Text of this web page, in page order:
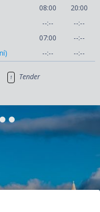
08:00
20:00
--:--
--:--
07:00
--:--
--:-- --:--
1 Tender